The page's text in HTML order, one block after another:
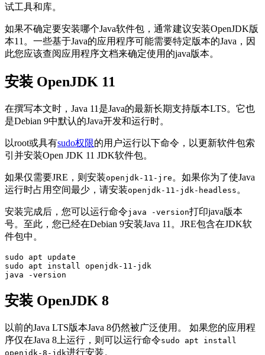
试工具和库。
如果不确定要安装哪个Java软件包，通常建议安装OpenJDK版
本11。一些基于Java的应用程序可能需要特定版本的Java，因
此您应该查阅应用程序文档来确定使用的java版本。
安装 OpenJDK 11
在撰写本文时，Java 11是Java的最新长期支持版本LTS。它也
是Debian 9中默认的Java开发和运行时。
以root或具有sudo权限的用户运行以下命令，以更新软件包索
引并安装Open JDK 11 JDK软件包。
如果仅需要JRE，则安装openjdk-11-jre 。如果你为了使Java
运行时占用空间最少，请安装openjdk-11-jdk-headless 。
安装完成后，您可以运行命令java -version打印java版本
号。至此，您已经在Debian 9安装Java 11。JRE包含在JDK软
件包中。
sudo apt update
sudo apt install openjdk-11-jdk
java -version
安装 OpenJDK 8
以前的Java LTS版本Java 8仍然被广泛使用。 如果您的应用程
序仅在Java 8上运行，则可以运行命令sudo apt install
openjdk-8-jdk进行安装。